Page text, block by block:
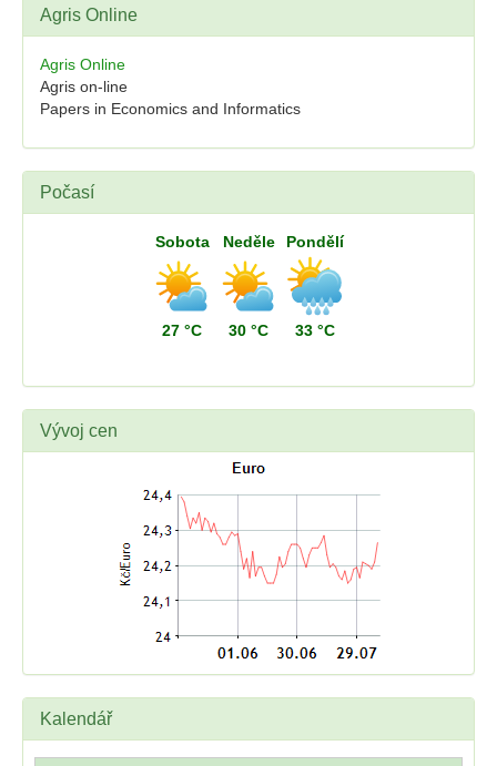
Agris Online
Agris Online
Agris on-line
Papers in Economics and Informatics
Počasí
Sobota
27 °C
Neděle
30 °C
Pondělí
33 °C
Vývoj cen
Kalendář